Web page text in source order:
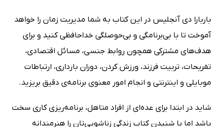
باربارا دی آنجلیس در این کتاب به شما مدیریت زمان را خواهد
آموخت تا با بی‌برنامگی و بی‌حوصلگی خداحافظی کنید و برای
هدف‌های مشترکی همچون روابط جنسی، مسائل اقتصادی،
تفریحات، تربیت فرزند، ورزش کردن، دوران بارداری، ارتباطات
موبایلی و اینترنتی و انجام امور معنوی برنامه‌ی دقیق بریزید.
شاید در ابتدا برای عده‌ای از افراد متاهل، برنامه‌ریزی کاری سخت
باشد اما با شنیدن کتاب زندگی زناشویی‌تان را هنرمندانه